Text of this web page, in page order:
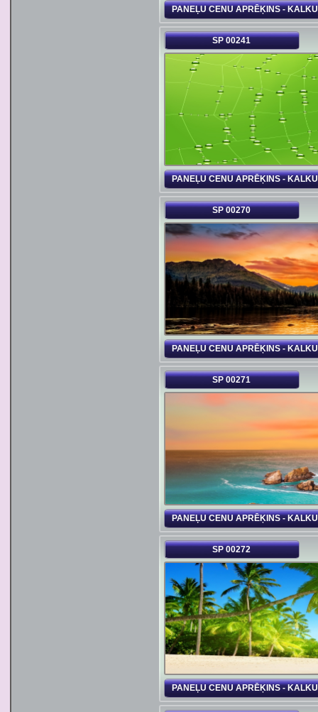
PANEĻU CENU APRĒĶINS -
SP 00241
PANEĻU CENU APRĒĶINS -
SP 00270
PANEĻU CENU APRĒĶINS -
SP 00271
PANEĻU CENU APRĒĶINS -
SP 00272
PANEĻU CENU APRĒĶINS -